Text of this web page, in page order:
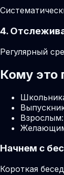
4.
Регулярный
Кому это
Желающим
Начнем с
Короткая